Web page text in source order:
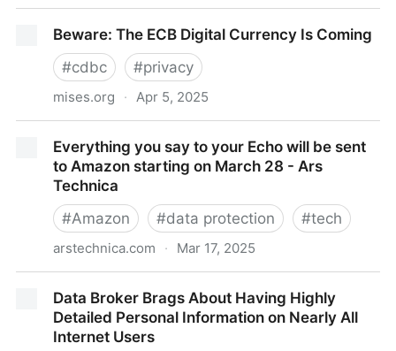
jurídicasBeware: The ECB Digital Currency Is Coming
#cdbc #privacy
mises.org · Apr 5, 2025
Everything you say to your Echo will be sent
to Amazon starting on March 28 - Ars
Technica
#Amazon #data protection #tech
arstechnica.com · Mar 17, 2025
Amazon starting on March 28 - Ars Technica
Data Broker Brags About Having Highly
Detailed Personal Information on Nearly All
Internet Users